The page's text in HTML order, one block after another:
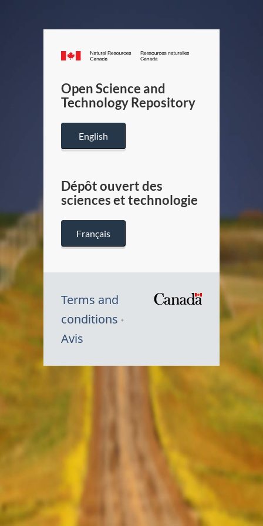
Canada.ca
/
Canada
Open Science and
Technology Repository
English
Dépôt ouvert des
sciences et technologie
Français
Terms and
conditions
Avis
Symbole
Canada